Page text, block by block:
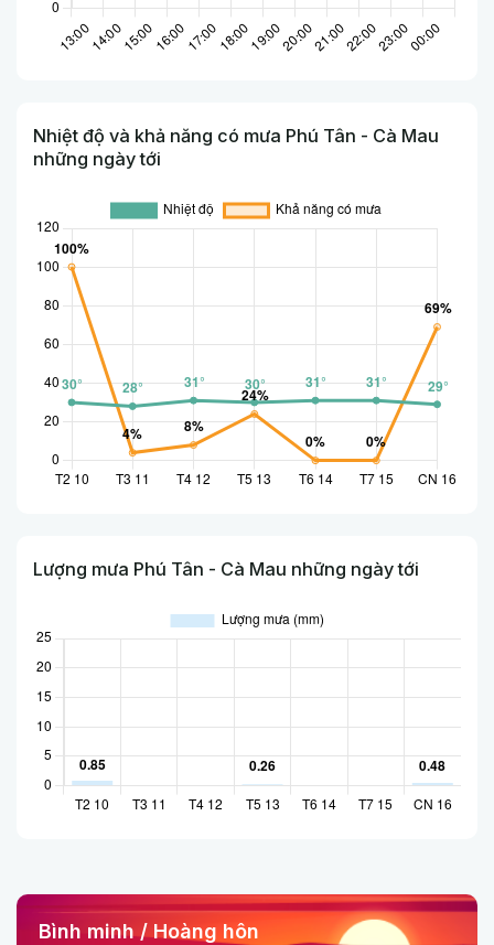
Nhiệt độ và khả năng có mưa Phú Tân - Cà Mau
những ngày tới
Lượng mưa Phú Tân - Cà Mau những ngày tới
Bình minh / Hoàng hôn